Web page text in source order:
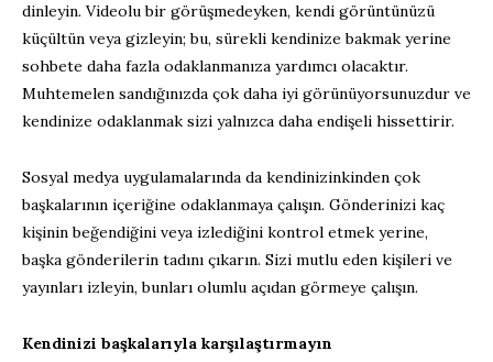
dinleyin. Videolu bir görüşmedeyken, kendi görüntünüzü
küçültün veya gizleyin; bu, sürekli kendinize bakmak yerine
sohbete daha fazla odaklanmanıza yardımcı olacaktır.
Muhtemelen sandığınızda çok daha iyi görünüyorsunuzdur ve
kendinize odaklanmak sizi yalnızca daha endişeli hissettirir.
Sosyal medya uygulamalarında da kendinizinkinden çok
başkalarının içeriğine odaklanmaya çalışın. Gönderinizi kaç
kişinin beğendiğini veya izlediğini kontrol etmek yerine,
başka gönderilerin tadını çıkarın. Sizi mutlu eden kişileri ve
yayınları izleyin, bunları olumlu açıdan görmeye çalışın.
Kendinizi başkalarıyla karşılaştırmayın